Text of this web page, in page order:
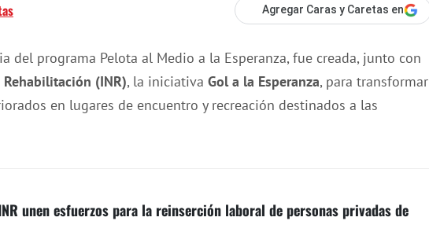
Agregar Caras y Caretas en
del programa Pelota al Medio a la Esperanza, fue creada, junto con
(INR), la iniciativa Gol a la Esperanza, para transformar
en lugares de encuentro y recreación destinados a las
unen esfuerzos para la reinserción laboral de personas privadas de